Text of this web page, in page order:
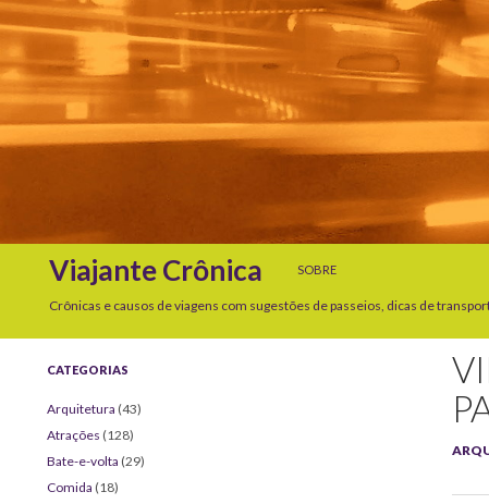
Viajante Crônica
Search
SOBRE
Crônicas e causos de viagens com sugestões de passeios, dicas de
CATEGORIAS
Arquitetura (43)
Atrações (128)
Bate-e-volta (29)
Comida (18)